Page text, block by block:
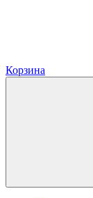
Корзина